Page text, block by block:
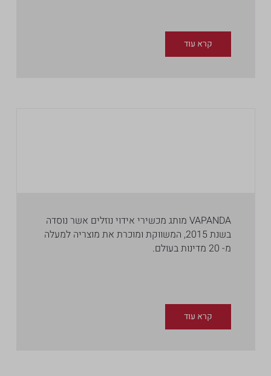
קרא עוד
VAPANDA מותג מכשירי אידוי נוזלים אשר נוסדה
בשנת 2015, המשווקת ומוכרת את מוצריה למעלה
מ- 20 מדינות בעולם.
קרא עוד